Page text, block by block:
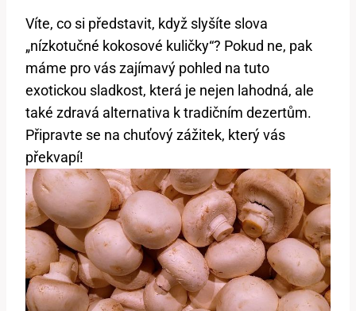
Víte, co si představit, když slyšíte slova
„nízkotučné kokosové kuličky“? Pokud ne, pak
máme pro vás zajímavý pohled na tuto
exotickou sladkost, která je nejen lahodná, ale
také zdravá alternativa k tradičním dezertům.
Připravte se na chuťový zážitek, který vás
překvapí!